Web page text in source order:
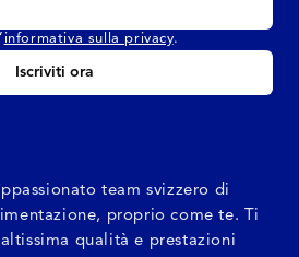
informativa sulla privacy.
Iscriviti ora
team svizzero di
proprio come te. Ti
qualità e prestazioni